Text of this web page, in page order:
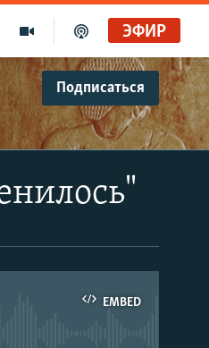
ЭФИР
Подписаться
EMBED